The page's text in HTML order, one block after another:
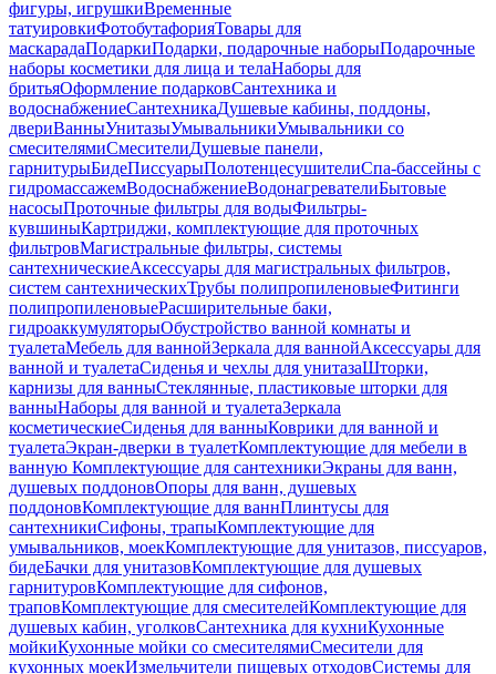
фигуры, игрушкиВременные
татуировкиФотобутафорияТовары для
маскарадаПодаркиПодарки, подарочные наборыПодарочные
наборы косметики для лица и телаНаборы для
бритьяОформление подарковСантехника и
водоснабжениеСантехникаДушевые кабины, поддоны,
двериВанныУнитазыУмывальникиУмывальники со
смесителямиСмесителиДушевые панели,
гарнитурыБидеПиссуарыПолотенцесушителиСпа-бассейны с
гидромассажемВодоснабжениеВодонагревателиБытовые
насосыПроточные фильтры для водыФильтры-
кувшиныКартриджи, комплектующие для проточных
фильтровМагистральные фильтры, системы
сантехническиеАксессуары для магистральных фильтров,
систем сантехническихТрубы полипропиленовыеФитинги
полипропиленовыеРасширительные баки,
гидроаккумуляторыОбустройство ванной комнаты и
туалетаМебель для ваннойЗеркала для ваннойАксессуары для
ванной и туалетаСиденья и чехлы для унитазаШторки,
карнизы для ванныСтеклянные, пластиковые шторки для
ванныНаборы для ванной и туалетаЗеркала
косметическиеСиденья для ванныКоврики для ванной и
туалетаЭкран-дверки в туалетКомплектующие для мебели в
ванную Комплектующие для сантехникиЭкраны для ванн,
душевых поддоновОпоры для ванн, душевых
поддоновКомплектующие для ваннПлинтусы для
сантехникиСифоны, трапыКомплектующие для
умывальников, моекКомплектующие для унитазов, писсуаров,
бидеБачки для унитазовКомплектующие для душевых
гарнитуровКомплектующие для сифонов,
траповКомплектующие для смесителейКомплектующие для
душевых кабин, уголковСантехника для кухниКухонные
мойкиКухонные мойки со смесителямиСмесители для
кухонных моекИзмельчители пищевых отходовСистемы для